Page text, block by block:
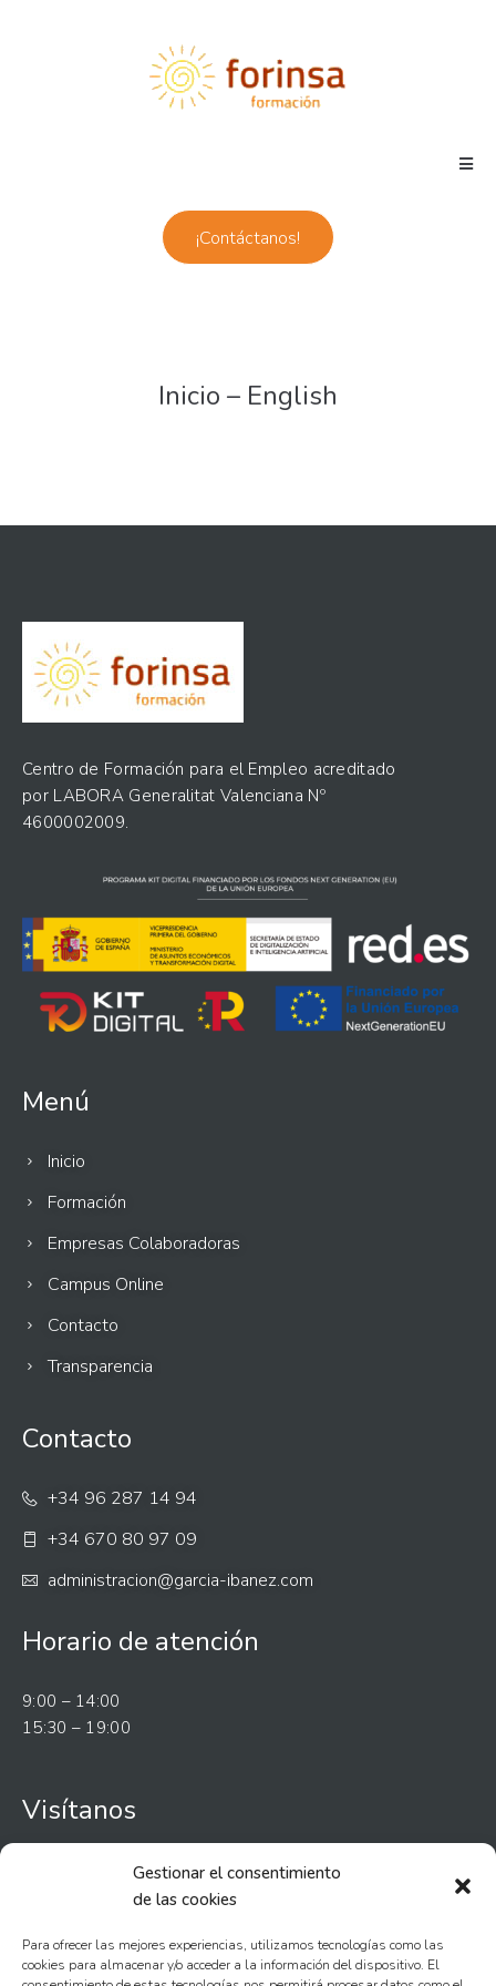
Gestionar el consentimiento
de las cookies
Para ofrecer las mejores experiencias, utilizamos tecnologías como las
cookies para almacenar y/o acceder a la información del dispositivo. El
¡Contáctanos!
Inicio – English
Centro de Formación para el Empleo acreditado
por LABORA Generalitat Valenciana Nº
4600002009.
Menú
Inicio
Formación
Empresas Colaboradoras
Campus Online
Contacto
Transparencia
Contacto
+34 96 287 14 94
+34 670 80 97 09
administracion@garcia-ibanez.com
Horario de atención
9:00 – 14:00
15:30 – 19:00
Visítanos
Camí de Xetà, s/n – Llutxent
C/. Salelles – Gandía
C/. Juan Ramón Jiménez, 19 – Gandía